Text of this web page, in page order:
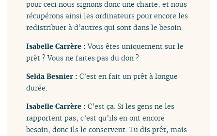
pour ceci nous signons donc une charte, et nous
récupérons ainsi les ordinateurs pour encore les
redistribuer à d’autres qui sont dans le besoin.
Isabelle Carrère :Vous êtes uniquement sur le
prêt ? Vous ne faites pas du don ?
Selda Besnier :C’est en fait un prêt à longue
durée.
Isabelle Carrère :C’est ça. Si les gens ne les
rapportent pas, c’est qu’ils en ont encore
besoin, donc ils le conservent. Tu dis prêt, mais